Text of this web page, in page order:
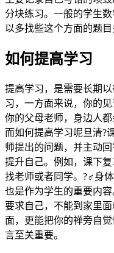
分块练习。一般的学生
以多找些这个方面的题目
如何提高学习
提高学习，是需要长期
习，一方面来说，你的
你的父母老师，身边人
而如何提高学习呢旦清?
师提出的问题，并主动
提升自己。例如，课下
找老师或者同学。?️‍♂️身
也是作为学生的重要内
要求自己，不能到家里
面，更能把你的禅旁自
言至关重要。